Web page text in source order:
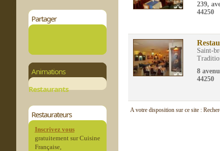
Partager
Animations
Restaurants
Restaurateurs
Inscrivez vous
gratuitement sur Cuisine
Française,
239,
44250
Saint-
8
44250
A votre disposition sur ce site :